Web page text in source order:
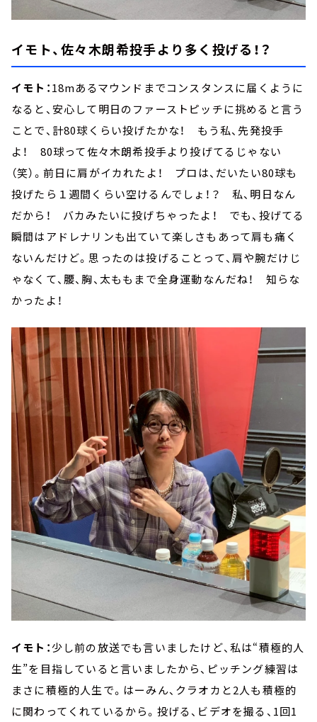
イモト、佐々木朗希投手より多く投げる！？
イモト：18mあるマウンドまでコンスタンスに届くように
なると、安心して明日のファーストピッチに挑めると言う
ことで、計80球くらい投げたかな！ もう私、先発投手
よ！ 80球って佐々木朗希投手より投げてるじゃない
（笑）。前日に肩がイカれたよ！ プロは、だいたい80球も
投げたら１週間くらい空けるんでしょ！？ 私、明日なん
だから！ バカみたいに投げちゃったよ！ でも、投げてる
瞬間はアドレナリンも出ていて楽しさもあって肩も痛く
ないんだけど。思ったのは投げることって、肩や腕だけじ
ゃなくて、腰、胸、太ももまで全身運動なんだね！ 知らな
かったよ！
イモト：少し前の放送でも言いましたけど、私は“積極的人
生”を目指していると言いましたから、ピッチング練習は
まさに積極的人生で。はーみん、クラオカと2人も積極的
に関わってくれているから。投げる、ビデオを撮る、1回1